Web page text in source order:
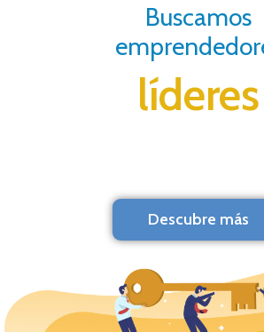
Buscamos
líderes
Descubre más